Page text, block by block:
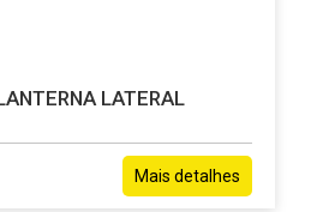
LATERAL
Mais detalhes